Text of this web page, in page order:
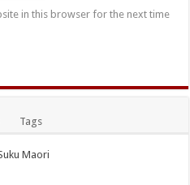
in this browser for the next time
Tags
Maori